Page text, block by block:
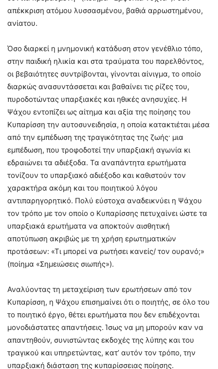
απέκκριση ατόμου λυσσασμένου, βαθιά αρρωστημένου,
ανίατου.
Όσο διαρκεί η μνημονική κατάδυση στον γενέθλιο τόπο,
στην παιδική ηλικία και στα τραύματα του παρελθόντος,
οι βεβαιότητες συντρίβονται, γίνονται αίνιγμα, το οποίο
διαρκώς ανασυντάσσεται και βαθαίνει τις ρίζες του,
πυροδοτώντας υπαρξιακές και ηθικές ανησυχίες. Η
Ψάχου εντοπίζει ως αίτημα και αξία της ποίησης του
Κυπαρίσση την αυτοσυνειδησία, η οποία κατακτιέται μέσα
από την εμπέδωση της τραγικότητας της ζωής· μια
εμπέδωση, που τροφοδοτεί την υπαρξιακή αγωνία κι
εδραιώνει τα αδιέξοδα. Τα αναπάντητα ερωτήματα
τονίζουν το υπαρξιακό αδιέξοδο και καθιστούν τον
χαρακτήρα ακόμη και του ποιητικού λόγου
αντιπαρηγορητικό. Πολύ εύστοχα αναδεικνύει η Ψάχου
τον τρόπο με τον οποίο ο Κυπαρίσσης πετυχαίνει ώστε τα
υπαρξιακά ερωτήματα να αποκτούν αισθητική
αποτύπωση ακριβώς με τη χρήση ερωτηματικών
προτάσεων: «Τι μπορεί να ρωτήσει κανείς/ τον ουρανό;»
(ποίημα «Σημειώσεις σιωπής»).
Αναλύοντας τη μεταχείριση των ερωτήσεων από τον
Κυπαρίσση, η Ψάχου επισημαίνει ότι ο ποιητής, σε όλο του
το ποιητικό έργο, θέτει ερωτήματα που δεν επιδέχονται
μονοδιάστατες απαντήσεις. Ίσως να μη μπορούν καν να
απαντηθούν, συνιστώντας εκδοχές της λύπης και του
τραγικού και υπηρετώντας, κατ’ αυτόν τον τρόπο, την
υπαρξιακή διάσταση της κυπαρίσσειας ποίησης.